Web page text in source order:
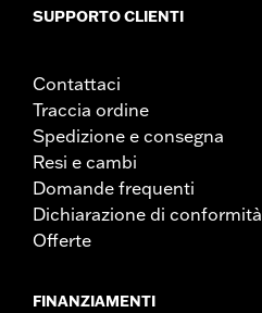
SUPPORTO CLIENTI
Contattaci
Traccia ordine
Spedizione e consegna
Resi e cambi
Domande frequenti
Dichiarazione di conformità
Offerte
FINANZIAMENTI